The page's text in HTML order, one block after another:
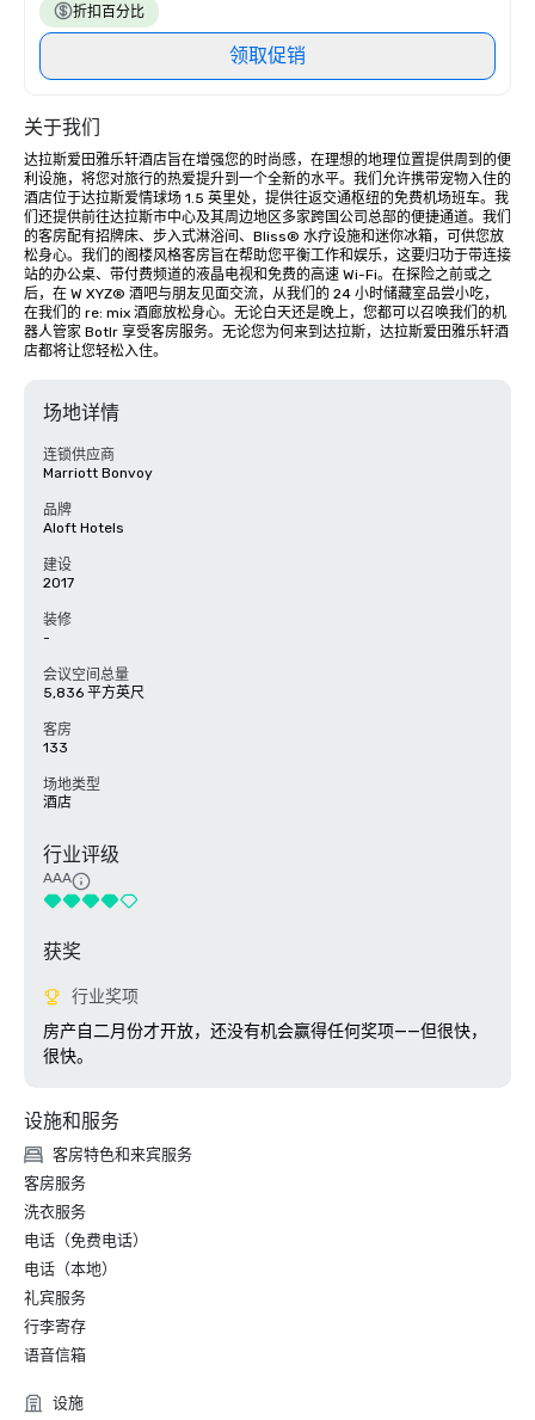
折扣百分比
领取促销
关于我们
达拉斯爱田雅乐轩酒店旨在增强您的时尚感，在理想的地理位置提供周到的便
利设施，将您对旅行的热爱提升到一个全新的水平。我们允许携带宠物入住的
酒店位于达拉斯爱情球场 1.5 英里处，提供往返交通枢纽的免费机场班车。我
们还提供前往达拉斯市中心及其周边地区多家跨国公司总部的便捷通道。我们
的客房配有招牌床、步入式淋浴间、Bliss® 水疗设施和迷你冰箱，可供您放
松身心。我们的阁楼风格客房旨在帮助您平衡工作和娱乐，这要归功于带连接
站的办公桌、带付费频道的液晶电视和免费的高速 Wi-Fi。在探险之前或之
后，在 W XYZ® 酒吧与朋友见面交流，从我们的 24 小时储藏室品尝小吃，
在我们的 re: mix 酒廊放松身心。无论白天还是晚上，您都可以召唤我们的机
器人管家 Botlr 享受客房服务。无论您为何来到达拉斯，达拉斯爱田雅乐轩酒
店都将让您轻松入住。
场地详情
连锁供应商
Marriott Bonvoy
品牌
Aloft Hotels
建设
2017
装修
-
会议空间总量
5,836 平方英尺
客房
133
场地类型
酒店
行业评级
AAA
获奖
行业奖项
房产自二月份才开放，还没有机会赢得任何奖项——但很快，
很快。
设施和服务
客房特色和来宾服务
客房服务
洗衣服务
电话（免费电话）
电话（本地）
礼宾服务
行李寄存
语音信箱
设施